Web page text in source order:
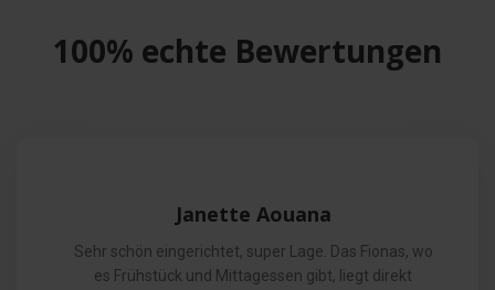
100% echte Bewertungen
Janette Aouana
Sehr schön eingerichtet, super Lage. Das Fionas, wo
es Frühstück und Mittagessen gibt, liegt direkt